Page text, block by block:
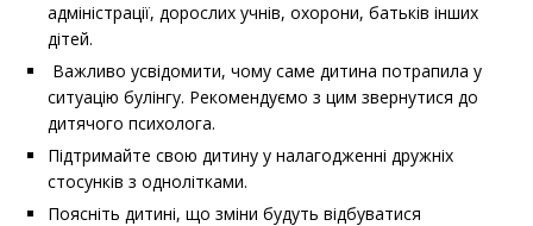
адміністрації, дорослих учнів, охорони, батьків інших
дітей.
Важливо усвідомити, чому саме дитина потрапила у
ситуацію булінгу. Рекомендуємо з цим звернутися до
дитячого психолога.
Підтримайте свою дитину у налагодженні дружніх
стосунків з однолітками.
Поясніть дитині, що зміни будуть відбуватися